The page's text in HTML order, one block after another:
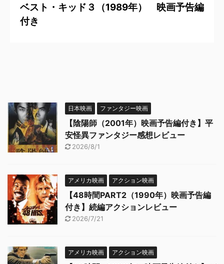
ベスト・キッド３（1989年） 映画予告編
付き
日本映画 ファンタジー映画
【陰陽師（2001年）映画予告編付き】平
安怪異ファンタジー感想レビュー
2026/8/1
アメリカ映画 アクション映画
【48時間PART2（1990年）映画予告編
付き】続編アクションレビュー
2026/7/21
アメリカ映画 アクション映画